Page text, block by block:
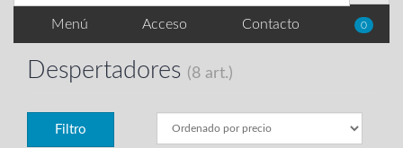
Menú Acceso Contacto 0
Despertadores (8 art.)
Filtro